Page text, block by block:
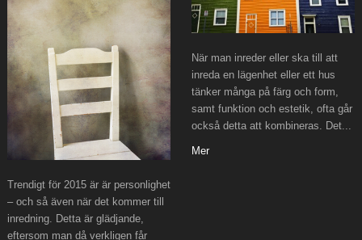
Trendigt för 2015 är är personlighet
– och så även när det kommer till
inredning. Detta är glädjande,
eftersom man då verkligen får
När man inreder eller ska till att
inreda en lägenhet eller ett hus
tänker många på färg och form,
samt funktion och estetik, ofta går
också detta att kombineras. Det...
Mer